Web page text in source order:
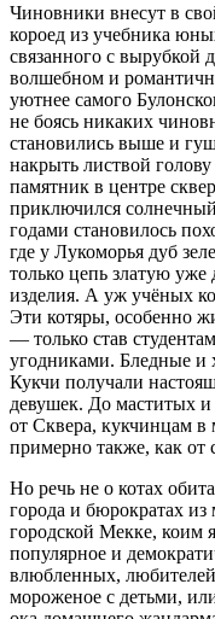
Чиновники внесут в
короед из учебника
связанного с вырубкой
волшебном и
уютнее самого
не боясь никаких
становились выше и
накрыть листвой
памятник в центре
приключился
годами становилось
где у Лукоморья дуб
только цепь златую
изделия. А уж учёных
Эти котяры, особенно
— только став
угодниками. Бледные и
Кукчи получали
девушек. До маститых
от Сквера, кукчинцам в
примерно также, как от
Но речь не о котах
города и бюрократах из
городской Мекке, коим
популярное и
влюбленных, любителей
мороженое с детьми,